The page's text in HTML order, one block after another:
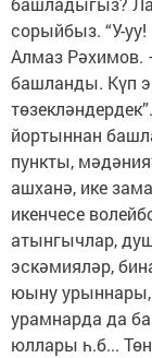
сорыйбыз. “У-
Алмаз Рәхимов.
башланды. Күп
йортыннан
пункты,
ашханә, ике
икенчесе
атынгычлар,
эскәмияләр,
юыну урыннары,
урамнарда да
юллары һ.б...